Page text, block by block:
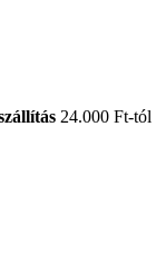
24.000 Ft-tól